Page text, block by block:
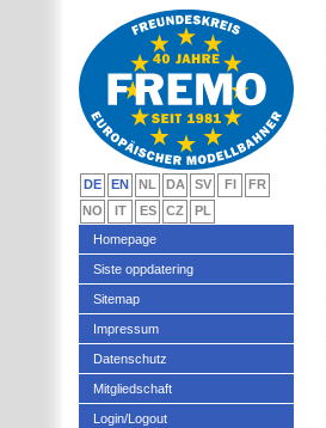
DE EN NL DA SV FI
FR
NO
IT ES CZ
PL
Homepage
Siste oppdatering
Sitemap
Impressum
Datenschutz
Mitgliedschaft
Login/Logout